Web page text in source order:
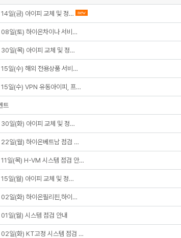
일(금) 아이피 교체 및 정… new
일(토) 하이온차이나 서비…
일(목) 아이피 교체 및 정…
일(수) 해외 전용상품 서비…
일(수) VPN 유동아이피, 프…
트
일(화) 아이피 교체 및 정…
일(월) 하이온베트남 점검 …
일(목) H-VM 시스템 점검 안…
일(월) 아이피 교체 및 정…
일(화) 하이온필리핀,하이…
일(월) 시스템 점검 안내
일(화) KT고정 시스템 점검 …